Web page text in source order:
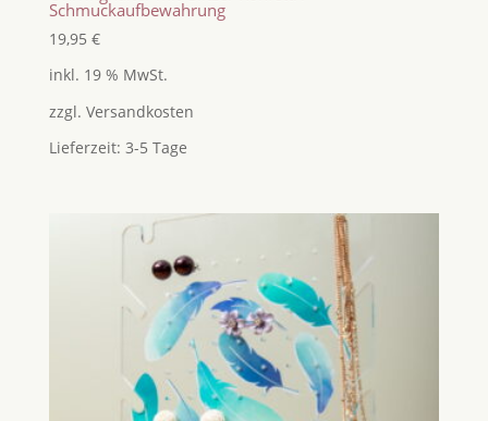
Schmuckaufbewahrung
19,95 €
inkl. 19 % MwSt.
zzgl. Versandkosten
Lieferzeit: 3-5 Tage